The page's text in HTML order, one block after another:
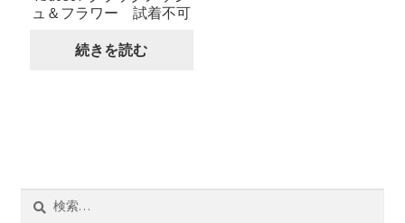
ュ＆フラワー 試着不可
続きを読む